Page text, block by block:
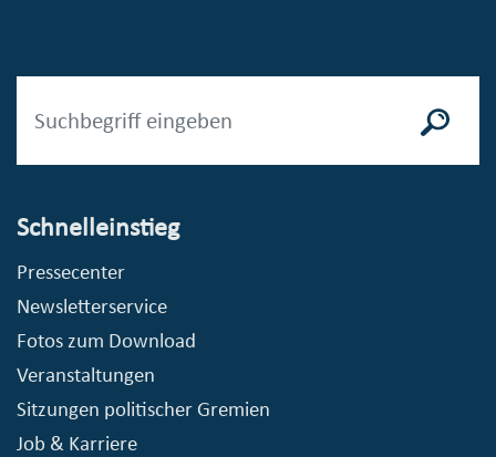
Schnelleinstieg
Pressecenter
Newsletterservice
Fotos zum Download
Veranstaltungen
Sitzungen politischer Gremien
Job & Karriere